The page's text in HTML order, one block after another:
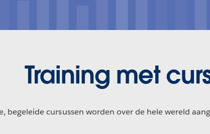
Training met
begeleide cursussen worden over de hele wereld